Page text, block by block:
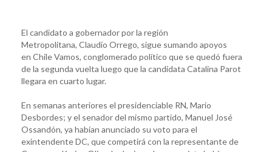
El candidato a gobernador por la región
Metropolitana, Claudio Orrego, sigue sumando apoyos
en Chile Vamos, conglomerado político que se quedó fuera
de la segunda vuelta luego que la candidata Catalina Parot
llegara en cuarto lugar.
En semanas anteriores el presidenciable RN, Mario
Desbordes; y el senador del mismo partido, Manuel José
Ossandón, ya habían anunciado su voto para el
exintendente DC, que competirá con la representante de